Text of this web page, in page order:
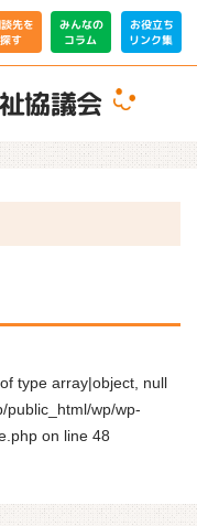
先を
探す
みんなの
コラム
お役立ち
リンク集
協議会
type array|object, null
public_html/wp/wp-
on line 48